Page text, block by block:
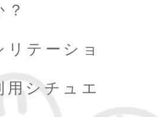
リテーショ
用シチュエ